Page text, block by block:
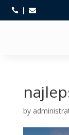
 
by